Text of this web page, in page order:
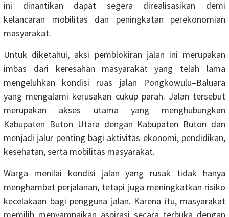
ini dinantikan dapat segera direalisasikan demi
kelancaran mobilitas dan peningkatan perekonomian
masyarakat.
Untuk diketahui, aksi pemblokiran jalan ini merupakan
imbas dari keresahan masyarakat yang telah lama
mengeluhkan kondisi ruas jalan Pongkowulu–Baluara
yang mengalami kerusakan cukup parah. Jalan tersebut
merupakan akses utama yang menghubungkan
Kabupaten Buton Utara dengan Kabupaten Buton dan
menjadi jalur penting bagi aktivitas ekonomi, pendidikan,
kesehatan, serta mobilitas masyarakat.
Warga menilai kondisi jalan yang rusak tidak hanya
menghambat perjalanan, tetapi juga meningkatkan risiko
kecelakaan bagi pengguna jalan. Karena itu, masyarakat
memilih menyampaikan aspirasi secara terbuka dengan